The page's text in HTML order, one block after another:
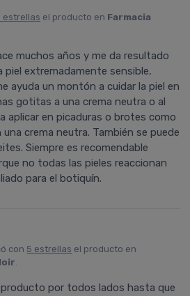
estrellas el producto en Farmacia
muchos años y me da resultado
piel extremadamente sensible,
ayuda un montón a cuidar la piel en
gotitas a una crema neutra o al
aplicar en picaduras o brotes como
crema neutra. También se puede
Siempre es recomendable
no todas las pieles reaccionan
para el botiquín.
con 5 estrellas el producto en
.
por todos lados hasta que